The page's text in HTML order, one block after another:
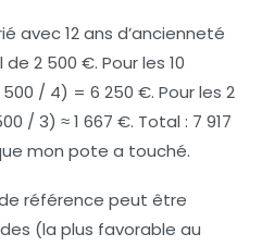
avec 12 ans d’ancienneté
2 500 €. Pour les 10
/ 4) = 6 250 €. Pour les 2
/ 3) ≈ 1 667 €. Total : 7 917
mon pote a touché.
référence peut être
(la plus favorable au